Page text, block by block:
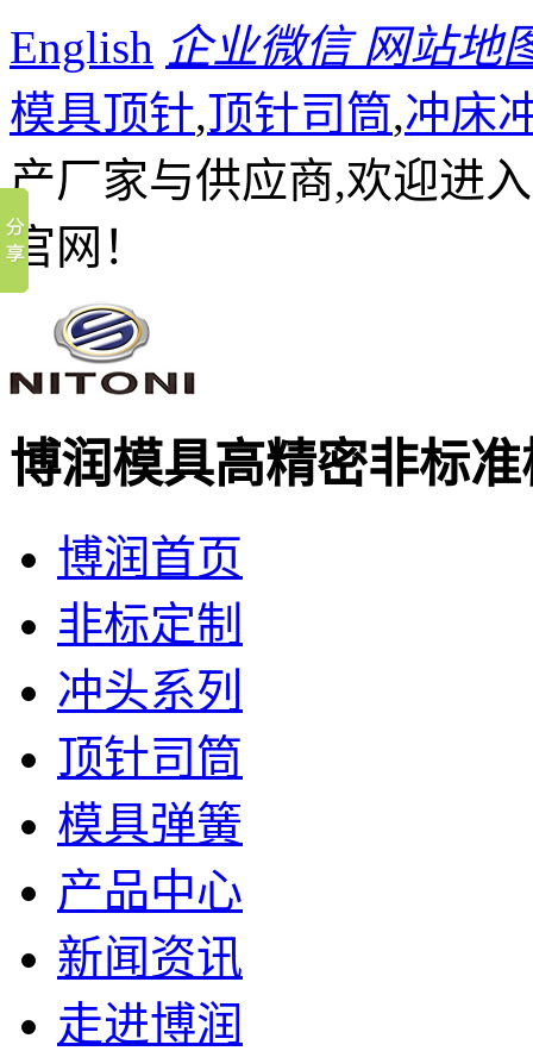
English 企业微信网站地
模具顶针,顶针司筒,冲床
产厂家与供应商,欢迎进
官网！
博润模具高精密非标
博润首页
非标定制
冲头系列
顶针司筒
模具弹簧
产品中心
新闻资讯
走进博润